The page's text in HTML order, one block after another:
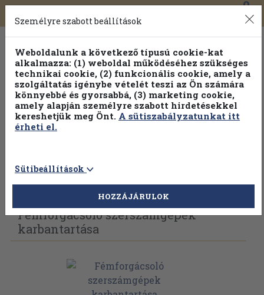
Toggle
navigation
0
Vissza az előző oldalra Válasszon példányt
Fémforgácsoló szerszámgépek
karbantartása
Személyre szabott beállítások
Weboldalunk a következő típusú cookie-kat
alkalmazza: (1) weboldal működéséhez szükséges
technikai cookie, (2) funkcionális cookie, amely a
szolgáltatás igénybe vételét teszi az Ön számára
könnyebbé és gyorsabbá, (3) marketing cookie,
amely alapján személyre szabott hirdetésekkel
kereshetjük meg Önt. A sütiszabályzatunkat itt
érheti el.
Sütibeállítások
HOZZÁJÁRULOK